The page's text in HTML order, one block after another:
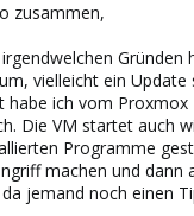
zusammen,
Gründen
vielleicht ein Update
habe ich vom
Die VM startet auch
Programme
machen und dann
jemand noch einen